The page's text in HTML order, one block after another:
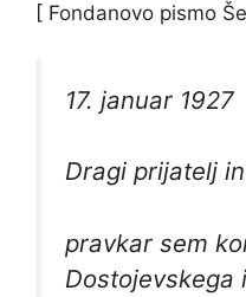
[ Fondanovo pismo
17. januar 1927
Dragi prijatelj
pravkar sem
Dostojevskega